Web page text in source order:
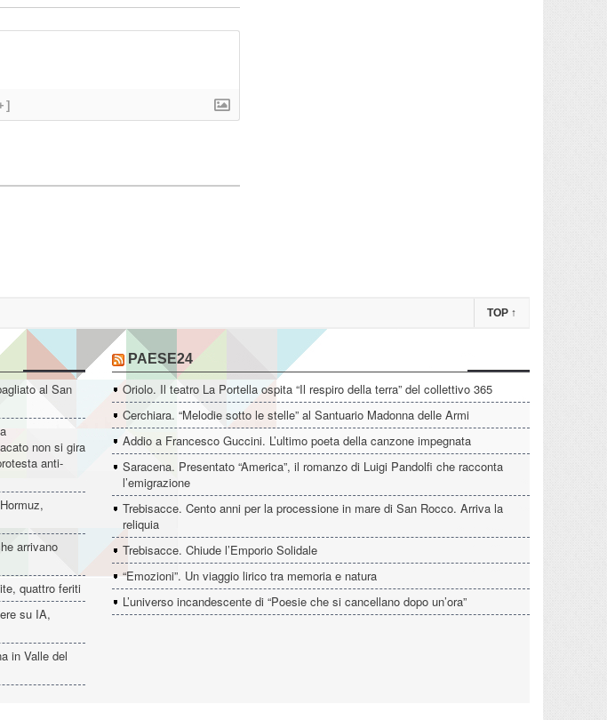
TOP ↑
al San
non si gira
anti-
arrivano
quattro feriti
su IA,
in Valle del
PAESE24
Oriolo. Il teatro La Portella ospita “Il respiro della terra” del collettivo 365
Cerchiara. “Melodie sotto le stelle” al Santuario Madonna delle Armi
Addio a Francesco Guccini. L’ultimo poeta della canzone impegnata
Saracena. Presentato “America”, il romanzo di Luigi Pandolfi che racconta
l’emigrazione
Trebisacce. Cento anni per la processione in mare di San Rocco. Arriva la
reliquia
Trebisacce. Chiude l’Emporio Solidale
“Emozioni”. Un viaggio lirico tra memoria e natura
L’universo incandescente di “Poesie che si cancellano dopo un’ora”